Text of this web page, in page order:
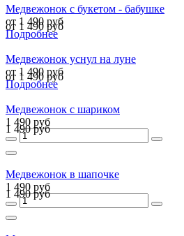
Медвежонок с букетом - бабушке
от 1 490 руб
от 1 490 руб
Подробнее
Медвежонок уснул на луне
от 1 490 руб
от 1 490 руб
Подробнее
Медвежонок с шариком
1 490 руб
1 490 руб
Медвежонок в шапочке
1 490 руб
1 490 руб